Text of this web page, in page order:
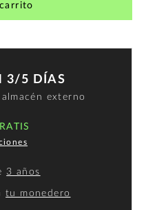
3/5 DÍAS
externo
3 años
tu monedero